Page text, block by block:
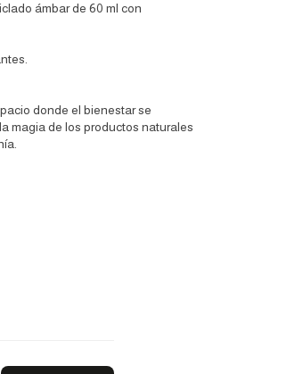
ámbar de 60 ml con
donde el bienestar se
magia de los productos naturales